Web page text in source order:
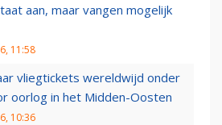
aan, maar vangen mogelijk
11:58
vliegtickets wereldwijd onder
oorlog in het Midden-Oosten
10:36